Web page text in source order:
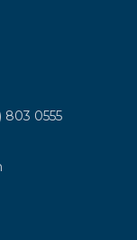
803 0555